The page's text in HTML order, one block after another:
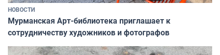
НОВОСТИ
Мурманская Арт-библиотека приглашает к
сотрудничеству художников и фотографов